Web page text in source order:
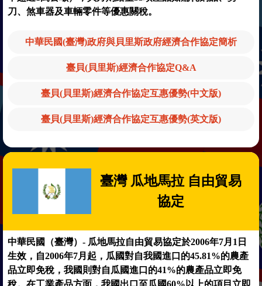
刀、煞車器及車輛零件等優惠關稅。
中華民國(臺灣)政府與貝里斯政府經濟合作協定簡析
臺貝(貝里斯)經濟合作協定Q&A
臺貝(貝里斯)經濟合作協定互惠優勢(中文版)
臺貝(貝里斯)經濟合作協定互惠優勢(英文版)
臺灣 瓜地馬拉 自由貿易
協定
中華民國（臺灣）- 瓜地馬拉自由貿易協定於2006年7月1日
生效，自2006年7月起，瓜國對自我國進口的45.81%的農產
品立即免稅，我國則對自瓜國進口的41%的農產品立即免
稅。在工業產品方面，我國出口至瓜國60%以上的項目立即